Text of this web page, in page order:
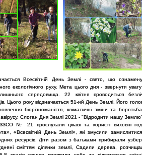
Всесвітній День Землі - свято, що
екологічного руху. Мета цього дня - звернути
середовища. 22 квітня проводиться
Цього року відзначається 51-ий День Землі. Його
біорізноманіття, кліматичні зміни та
Слоган Дня Землі 2021 - "Відродити нашу
№ 21 прослухали цікаві та користі виховні
«Всесвітній День Землі», які змусили
ресурсів. Діти разом з батьками прибирали
сміттям ділянки землі, Садили дерева,